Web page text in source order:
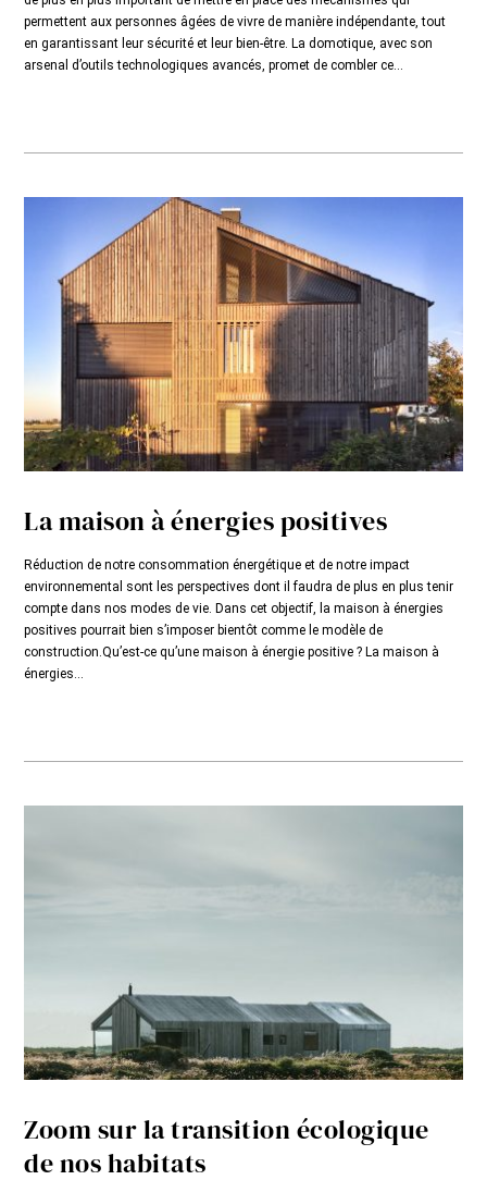
permettent aux personnes âgées de vivre de manière indépendante, tout
en garantissant leur sécurité et leur bien-être. La domotique, avec son
arsenal d’outils technologiques avancés, promet de combler ce...
La maison à énergies positives
Réduction de notre consommation énergétique et de notre impact
environnemental sont les perspectives dont il faudra de plus en plus tenir
compte dans nos modes de vie. Dans cet objectif, la maison à énergies
positives pourrait bien s’imposer bientôt comme le modèle de
construction.Qu’est-ce qu’une maison à énergie positive ? La maison à
énergies...
Zoom sur la transition écologique
de nos habitats